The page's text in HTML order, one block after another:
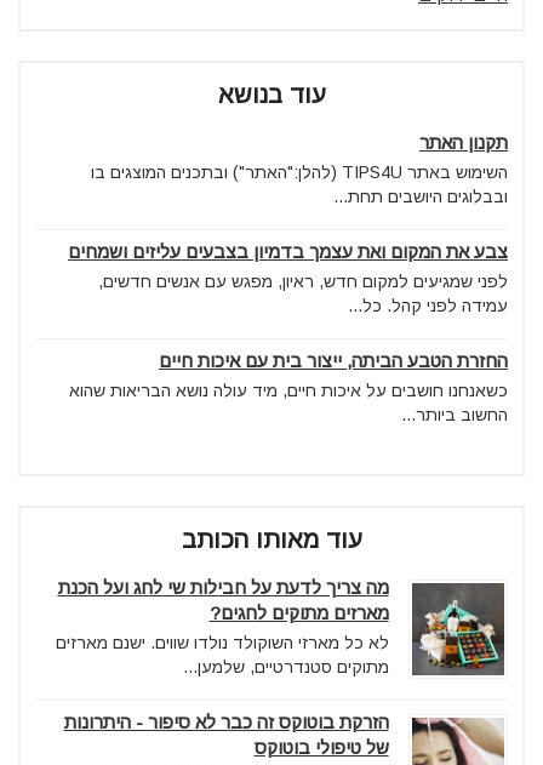
עוד בנושא
תקנון האתר
השימוש באתר TIPS4U (להלן:"האתר") ובתכנים המוצגים בו
ובבלוגים היושבים תחת...
צבע את המקום ואת עצמך בדמיון בצבעים עליזים ושמחים
לפני שמגיעים למקום חדש, ראיון, מפגש עם אנשים חדשים,
עמידה לפני קהל. כל...
החזרת הטבע הביתה, ייצור בית עם איכות חיים
כשאנחנו חושבים על איכות חיים, מיד עולה נושא הבריאות שהוא
החשוב ביותר...
עוד מאותו הכותב
מה צריך לדעת על חבילות שי לחג ועל הכנת
מארזים מתוקים לחגים?
לא כל מארזי השוקולד נולדו שווים. ישנם מארזים
מתוקים סטנדרטיים, שלמען...
הזרקת בוטוקס זה כבר לא סיפור - היתרונות
של טיפולי בוטוקס